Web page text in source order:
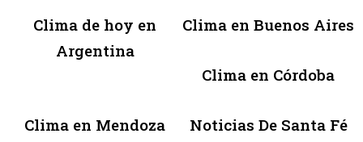
Clima de hoy en
Argentina
Clima en Buenos Aires
Clima en Córdoba
Clima en Mendoza Noticias De Santa Fé